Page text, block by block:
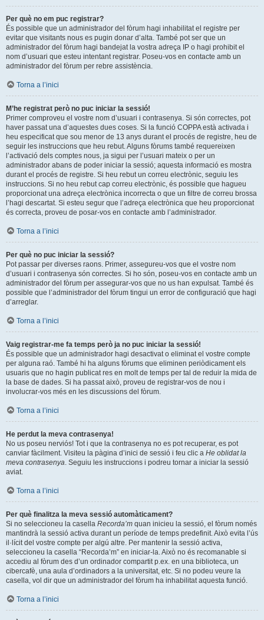
Per què no em puc registrar?
És possible que un administrador del fòrum hagi inhabilitat el registre per
evitar que visitants nous es pugin donar d’alta. També pot ser que un
administrador del fòrum hagi bandejat la vostra adreça IP o hagi prohibit el
nom d’usuari que esteu intentant registrar. Poseu-vos en contacte amb un
administrador del fòrum per rebre assistència.
Torna a l’inici
M’he registrat però no puc iniciar la sessió!
Primer comproveu el vostre nom d’usuari i contrasenya. Si són correctes, pot
haver passat una d’aquestes dues coses. Si la funció COPPA està activada i
heu especificat que sou menor de 13 anys durant el procés de registre, heu de
seguir les instruccions que heu rebut. Alguns fòrums també requereixen
l’activació dels comptes nous, ja sigui per l’usuari mateix o per un
administrador abans de poder iniciar la sessió; aquesta informació es mostra
durant el procés de registre. Si heu rebut un correu electrònic, seguiu les
instruccions. Si no heu rebut cap correu electrònic, és possible que hagueu
proporcionat una adreça electrònica incorrecta o que un filtre de correu brossa
l’hagi descartat. Si esteu segur que l’adreça electrònica que heu proporcionat
és correcta, proveu de posar-vos en contacte amb l’administrador.
Torna a l’inici
Per què no puc iniciar la sessió?
Pot passar per diverses raons. Primer, assegureu-vos que el vostre nom
d’usuari i contrasenya són correctes. Si ho són, poseu-vos en contacte amb un
administrador del fòrum per assegurar-vos que no us han expulsat. També és
possible que l’administrador del fòrum tingui un error de configuració que hagi
d’arreglar.
Torna a l’inici
Vaig registrar-me fa temps però ja no puc iniciar la sessió!
És possible que un administrador hagi desactivat o eliminat el vostre compte
per alguna raó. També hi ha alguns fòrums que eliminen periòdicament els
usuaris que no hagin publicat res en molt de temps per tal de reduir la mida de
la base de dades. Si ha passat això, proveu de registrar-vos de nou i
involucrar-vos més en les discussions del fòrum.
Torna a l’inici
He perdut la meva contrasenya!
No us poseu nerviós! Tot i que la contrasenya no es pot recuperar, es pot
canviar fàcilment. Visiteu la pàgina d’inici de sessió i feu clic a He oblidat la
meva contrasenya . Seguiu les instruccions i podreu tornar a iniciar la sessió
aviat.
Torna a l’inici
Per què finalitza la meva sessió automàticament?
Si no seleccioneu la casella Recorda’m quan inicieu la sessió, el fòrum només
mantindrà la sessió activa durant un període de temps predefinit. Això evita l’ús
il·lícit del vostre compte per algú altre. Per mantenir la sessió activa,
seleccioneu la casella “Recorda’m” en iniciar-la. Això no és recomanable si
accediu al fòrum des d’un ordinador compartit p.ex. en una biblioteca, un
cibercafè, una aula d’ordinadors a la universitat, etc. Si no podeu veure la
casella, vol dir que un administrador del fòrum ha inhabilitat aquesta funció.
Torna a l’inici